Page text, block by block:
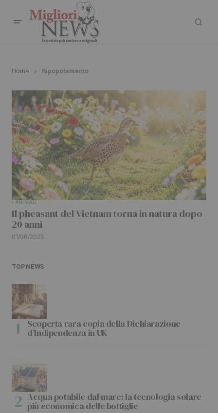
Home Ripopolamento
ANIMALI
Il pheasant del Vietnam torna in natura dopo
20 anni
01/06/2026
TOP NEWS
Scoperta rara copia della Dichiarazione
d’Indipendenza in UK
Acqua potabile dal mare: la tecnologia solare
più economica delle bottiglie